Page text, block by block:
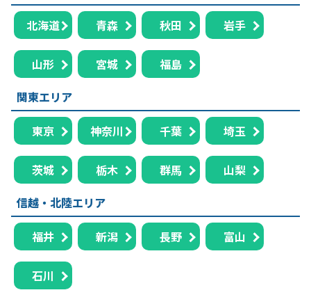
北海道 青森 秋田 岩手
山形 宮城
福島
関東エリア
東京 神奈川 千葉 埼玉
茨城 栃木 群馬
山梨
信越・北陸エリア
福井 新潟 長野 富山
石川